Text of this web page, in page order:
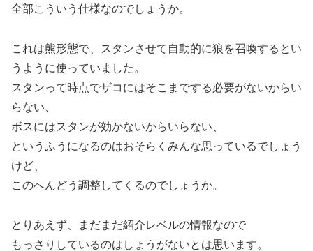
全部こういう仕様なのでしょうか。
これは熊形態で、スタンさせて自動的に狼を召喚するとい
うように使っていました。
スタンって時点でザコにはそこまでする必要がないからい
らない、
ボスにはスタンが効かないからいらない、
というふうになるのはおそらくみんな思っているでしょう
けど、
このへんどう調整してくるのでしょうか。
とりあえず、まだまだ紹介レベルの情報なので
もっさりしているのはしょうがないとは思います。